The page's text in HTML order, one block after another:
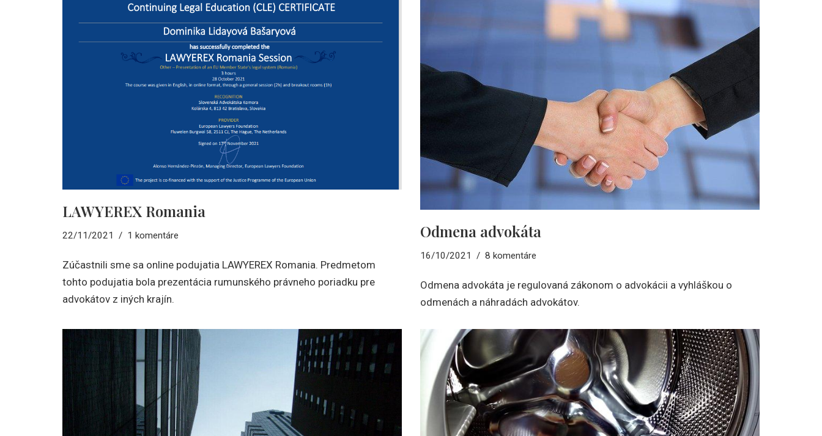
LAWYEREX Romania
22/11/2021 1 komentáre
Zúčastnili sme sa online podujatia LAWYEREX Romania. Predmetom
tohto podujatia bola prezentácia rumunského právneho poriadku pre
advokátov z iných krajín.
Odmena advokáta
16/10/2021 8 komentáre
Odmena advokáta je regulovaná zákonom o advokácii a vyhláškou o
odmenách a náhradách advokátov.